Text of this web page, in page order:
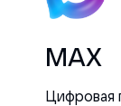
MAX
Цифровая